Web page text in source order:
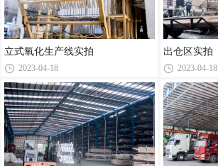
立式氧化生产线实拍
2023-04-18
出仓区实拍
2023-04-18